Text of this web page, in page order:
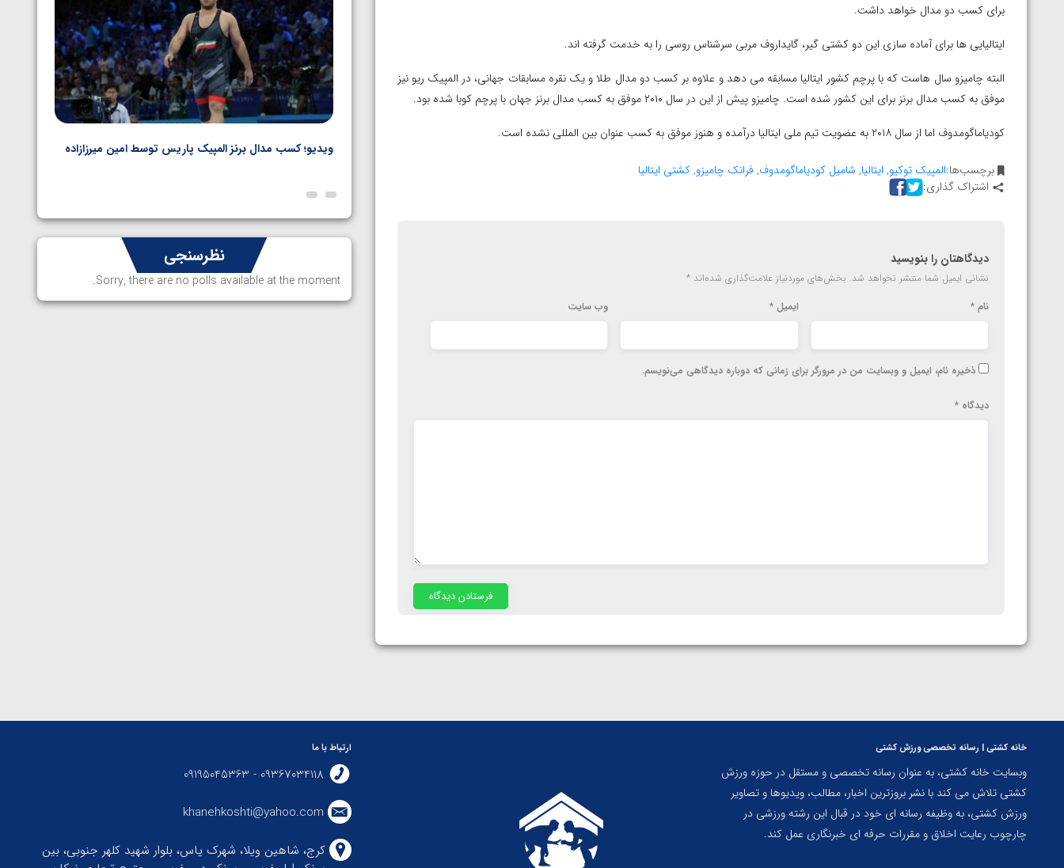
برای کسب دو مدال خواهد داشت.
ایتالیایی ها برای آماده سازی این دو کشتی گیر، گایداروف مربی سرشناس روسی را به خدمت گرفته اند.
البته چامیزو سال هاست که با پرچم کشور ایتالیا مسابقه می دهد و علاوه بر کسب دو مدال طلا و یک نقره مسابقات جهانی، در المپیک ریو نیز
موفق به کسب مدال برنز برای این کشور شده است. چامیزو پیش از این در سال ۲۰۱۰ موفق به کسب مدال برنز جهان با پرچم کوبا شده بود.
کودیاماگومدوف اما از سال ۲۰۱۸ به عضویت تیم ملی ایتالیا درآمده و هنوز موفق به کسب عنوان بین المللی نشده است.
برچسب‌ها:المپیک توکیو, ایتالیا, شامیل کودیاماگومدوف, فرانک چامیزو,کشتی ایتالیا
اشتراک گذاری:
دیدگاهتان را بنویسید
نشانی ایمیل شما منتشر نخواهد شد. بخش‌های موردنیاز علامت‌گذاری شده‌اند *
نام * ایمیل* وب‌ سایت
ذخیره نام، ایمیل و وبسایت من در مرورگر برای زمانی که دوباره دیدگاهی می‌نویسم.
دیدگاه *
المپیک پاریس
ویدیو؛ کسب مدال برنز المپیک پاریس توسط امین میرزازاده
نظرسنجی
Sorry, there are no polls available at the moment.
خانه کشتی | رسانه تخصصی ورزش کشتی
وبسایت خانه کشتی، به عنوان رسانه تخصصی و مستقل در حوزه ورزش
کشتی تلاش می کند با نشر بروزترین اخبار، مطالب، ویدیوها و تصاویر
ورزش کشتی، به وظیفه رسانه ای خود در قبال این رشته ورزشی در
چارچوب رعایت اخلاق و مقررات حرفه ای خبرنگاری عمل کند.
ارتباط با ما
09367034118 - 09195045363
khanehkoshti@yahoo.com
کرج، شاهین ویلا، شهرک یاس، بلوار شهید کلهر جنوبی، بین